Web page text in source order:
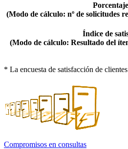
(Modo de cálculo: nº de solicitudes
Índice de
(Modo de cálculo: Resultado del
* La encuesta de satisfacción de
Compromisos en consultas